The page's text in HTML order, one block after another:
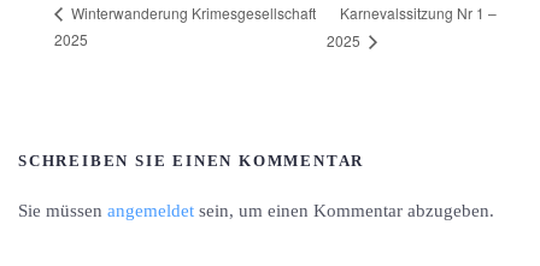
Winterwanderung Krimesgesellschaft
2025
Karnevalssitzung Nr 1 –
2025
SCHREIBEN SIE EINEN KOMMENTAR
Sie müssen angemeldet sein, um einen Kommentar abzugeben.